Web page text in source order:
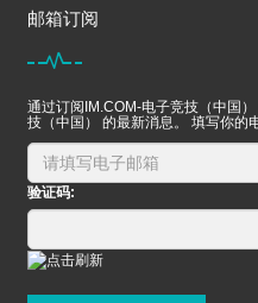
邮箱订阅
通过订阅IM.COM-电子竞技（中国
技（中国） 的最新消息。 填写你的
验证码: